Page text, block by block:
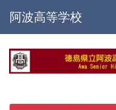
阿波高等学校